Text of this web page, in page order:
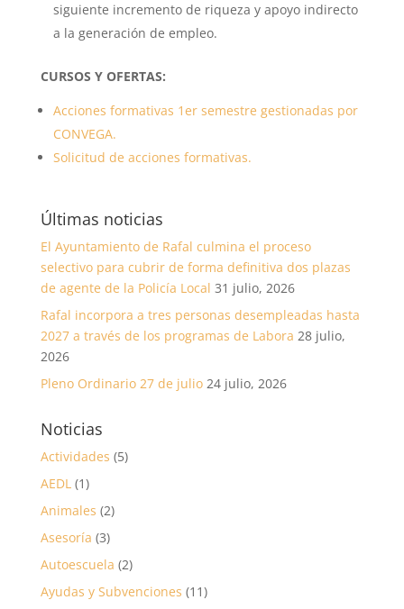
siguiente incremento de riqueza y apoyo indirecto
a la generación de empleo.
CURSOS Y OFERTAS:
Acciones formativas 1er semestre gestionadas por
CONVEGA.
Solicitud de acciones formativas.
Últimas noticias
El Ayuntamiento de Rafal culmina el proceso
selectivo para cubrir de forma definitiva dos plazas
de agente de la Policía Local 31 julio, 2026
Rafal incorpora a tres personas desempleadas hasta
2027 a través de los programas de Labora 28 julio,
2026
Pleno Ordinario 27 de julio 24 julio, 2026
Noticias
Actividades (5)
AEDL(1)
Animales (2)
Asesoría (3)
Autoescuela (2)
Ayudas y Subvenciones (11)